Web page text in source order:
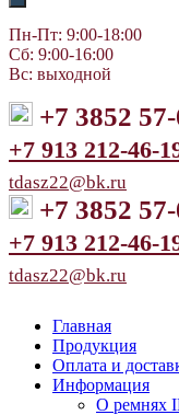
Пн-Пт: 9:00-18:00
Сб: 9:00-16:00
Вс: выходной
+7 3852
+7 913 212-46-
tdasz22@bk.ru
+7 3852
+7 913 212-46-
tdasz22@bk.ru
Главная
Продукция
Оплата и
Информация
О ремнях